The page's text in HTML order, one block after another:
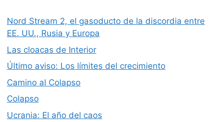
Nord Stream 2, el gasoducto de la discordia entre
EE. UU., Rusia y Europa
Las cloacas de Interior
Último aviso: Los límites del crecimiento
Camino al Colapso
Colapso
Ucrania: El año del caos